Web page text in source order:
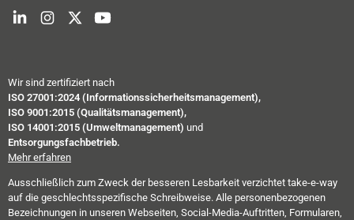
Wir sind zertifiziert nach
ISO 27001:2024 (Informationssicherheitsmanagement),
ISO 9001:2015 (Qualitätsmanagement),
ISO 14001:2015 (Umweltmanagement) und
Entsorgungsfachbetrieb.
Mehr erfahren
Ausschließlich zum Zweck der besseren Lesbarkeit verzichtet take-e-way
auf die geschlechtsspezifische Schreibweise. Alle personenbezogenen
Bezeichnungen in unseren Webseiten, Social-Media-Auftritten, Formularen,